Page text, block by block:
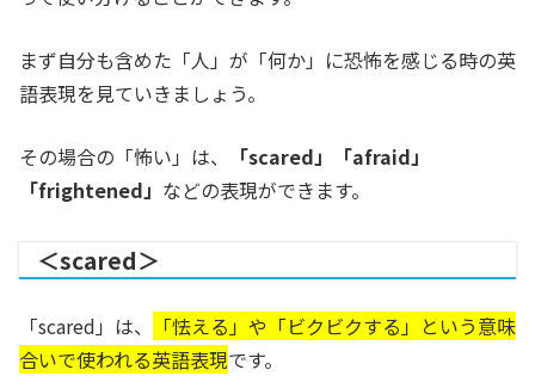
まず自分も含めた「人」が「何か」に恐怖を感じる時の英
語表現を見ていきましょう。
その場合の「怖い」は、
「scared」「afraid」
「frightened」 などの表現ができます。
＜scared＞
「scared」は、
「怯える」や「ビクビクする」という意味
合いで使われる英語表現です。